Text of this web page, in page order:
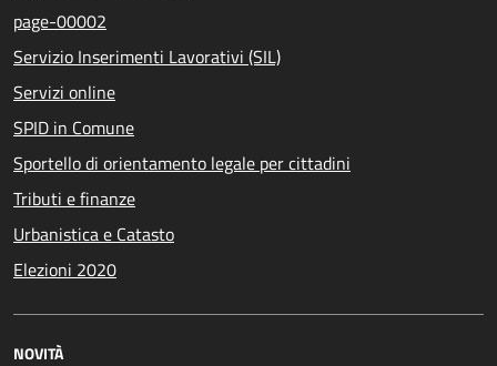
page-00002
Servizio Inserimenti Lavorativi (SIL)
Servizi online
SPID in Comune
Sportello di orientamento legale per cittadini
Tributi e finanze
Urbanistica e Catasto
Elezioni 2020
NOVITÀ